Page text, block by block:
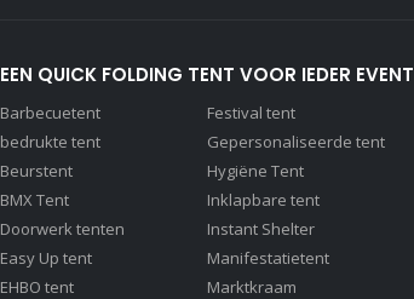
EEN QUICK FOLDING TENT VOOR IEDER EVENT
Barbecuetent
bedrukte tent
Beurstent
BMX Tent
Doorwerk tenten
Easy Up tent
EHBO tent
Festival tent
Gepersonaliseerde tent
Hygiëne Tent
Inklapbare tent
Instant Shelter
Manifestatietent
Marktkraam